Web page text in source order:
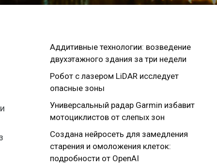
Аддитивные технологии: возведение
двухэтажного здания за три недели
Робот с лазером LiDAR исследует
опасные зоны
Универсальный радар Garmin избавит
мотоциклистов от слепых зон
Создана нейросеть для замедления
старения и омоложения клеток:
подробности от OpenAI